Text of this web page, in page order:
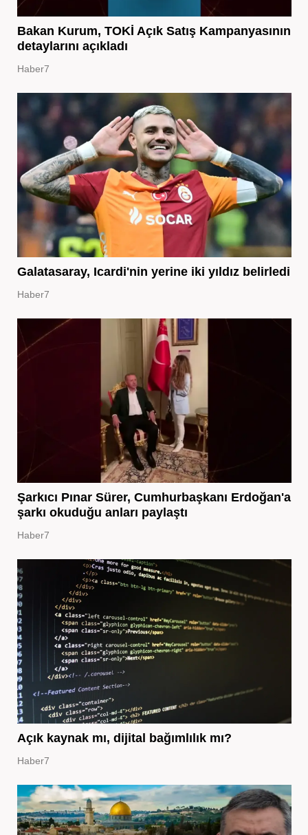
Bakan Kurum, TOKİ Açık Satış Kampanyasının
detaylarını açıkladı
Haber7
Galatasaray, Icardi'nin yerine iki yıldız belirledi
Haber7
Şarkıcı Pınar Sürer, Cumhurbaşkanı Erdoğan'a
şarkı okuduğu anları paylaştı
Haber7
Açık kaynak mı, dijital bağımlılık mı?
Haber7